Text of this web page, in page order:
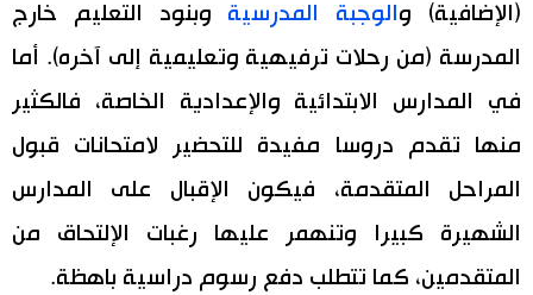
(الإضافية) والوجبة المدرسية وبنود التعليم خارج
المدرسة (من رحلات ترفيهية وتعليمية إلى آخره). أما
في المدارس الابتدائية والإعدادية الخاصة، فالكثير
منها تقدم دروسا مفيدة للتحضير لامتحانات قبول
المراحل المتقدمة، فيكون الإقبال على المدارس
الشهيرة كبيرا وتنهمر عليها رغبات الإلتحاق من
المتقدمين، كما تتطلب دفع رسوم دراسية باهظة.